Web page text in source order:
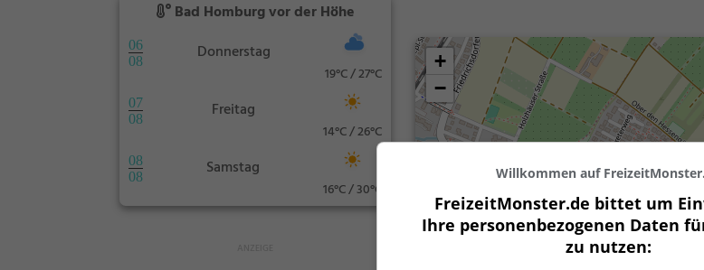
Bad Homburg vor der Höhe
06
08
Donnerstag
19°C / 27°C
07
08
Freitag
14°C / 26°C
08
08
Samstag
16°C / 30°C
+
−
Willkommen auf
FreizeitMonster.de bittet um
Ihre personenbezogenen Daten
zu nutzen: